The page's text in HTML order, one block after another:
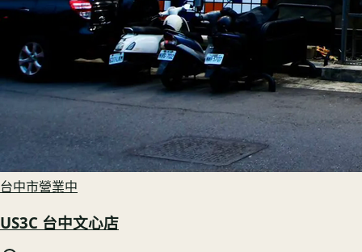
台中市營業中
US3C 台中文心店